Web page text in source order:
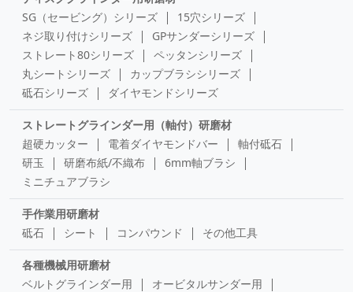
SG（セービング）シリーズ
15穴シリーズ
ネジ取り付けシリーズ
GPサンダーシリーズ
ストレート80シリーズ
ペッタンシリーズ
丸シートシリーズ
カップブラシシリーズ
砥石シリーズ
ダイヤモンドシリーズ
ストレートグラインダー用（軸付）研磨材
超硬カッター
電着ダイヤモンドバー
軸付砥石
研玉
研磨布紙/不織布
6mm軸ブラシ
ミニチュアブラシ
手作業用研磨材
砥石
シート コンパウンド その他工具
各種機械用研磨材
ベルトグラインダー用
オービタルサンダー用